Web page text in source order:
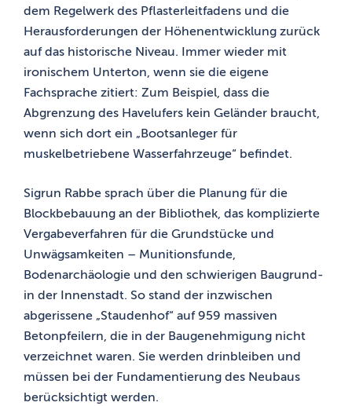
dem Regelwerk des Pflasterleitfadens und die
Herausforderungen der Höhenentwicklung zurück
auf das historische Niveau. Immer wieder mit
ironischem Unterton, wenn sie die eigene
Fachsprache zitiert: Zum Beispiel, dass die
Abgrenzung des Havelufers kein Geländer braucht,
wenn sich dort ein „Bootsanleger für
muskelbetriebene Wasserfahrzeuge“ befindet.
Sigrun Rabbe sprach über die Planung für die
Blockbebauung an der Bibliothek, das komplizierte
Vergabeverfahren für die Grundstücke und
Unwägsamkeiten – Munitionsfunde,
Bodenarchäologie und den schwierigen Baugrund-
in der Innenstadt. So stand der inzwischen
abgerissene „Staudenhof“ auf 959 massiven
Betonpfeilern, die in der Baugenehmigung nicht
verzeichnet waren. Sie werden drinbleiben und
müssen bei der Fundamentierung des Neubaus
berücksichtigt werden.